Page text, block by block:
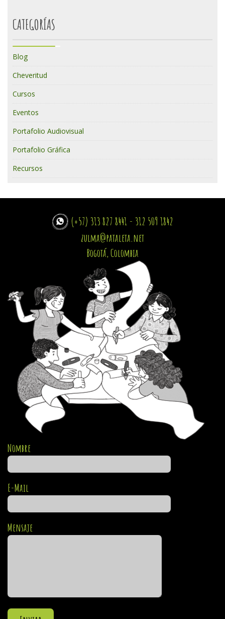
CATEGORÍAS
Blog
Cheveritud
Cursos
Eventos
Portafolio Audiovisual
Portafolio Gráfica
Recursos
(+57) 313 827 8441 - 312 509 1842
zulma@pataleta.net
Bogotá, Colombia
Nombre
E-Mail
Mensaje